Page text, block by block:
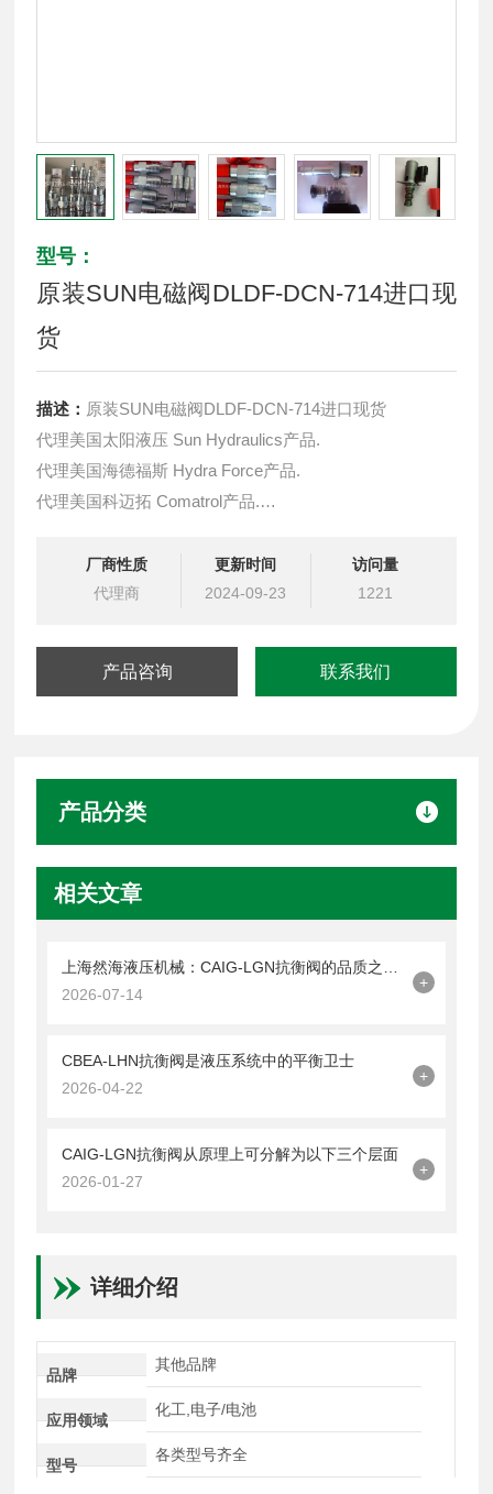
型号：
原装SUN电磁阀DLDF-DCN-714进口现
货
描述： 原装SUN电磁阀DLDF-DCN-714进口现货
代理美国太阳液压 Sun Hydraulics产品.
代理美国海德福斯 Hydra Force产品.
代理美国科迈拓 Comatrol产品.
提供油路系统设计,油路块设计,阀块设计与选型
液压油缸，经销力士乐、派克、中国台湾北部等液压元件
厂商性质
代理商
更新时间
2024-09-23
访问量
1221
产品咨询 联系我们
产品分类
相关文章
2026-07-14
+
CBEA-LHN抗衡阀是液压系统中的平衡卫士
2026-04-22
+
CAIG-LGN抗衡阀从原理上可分解为以下三个层面
2026-01-27
+
详细介绍
品牌
其他品牌
应用领域
化工,电子/电池
型号
各类型号齐全